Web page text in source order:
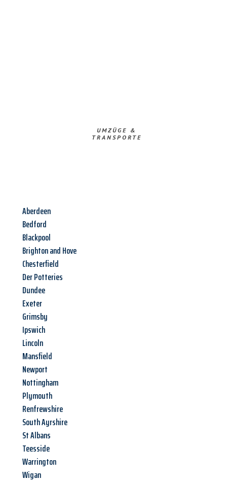
UMZÜGE &
TRANSPORTE
Aberdeen
Bedford
Blackpool
Brighton and Hove
Chesterfield
Der Potteries
Dundee
Exeter
Grimsby
Ipswich
Lincoln
Mansfield
Newport
Nottingham
Plymouth
Renfrewshire
South Ayrshire
St Albans
Teesside
Warrington
Wigan